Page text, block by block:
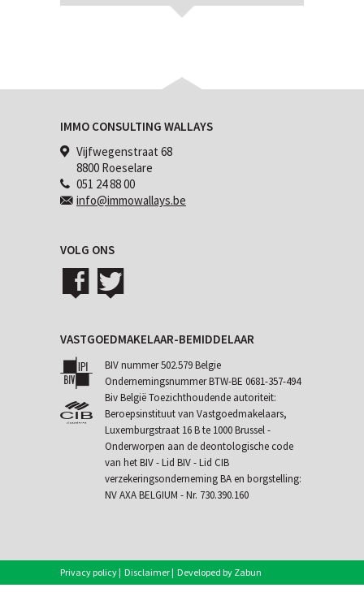
IMMO CONSULTING WALLAYS
Vijfwegenstraat 68
8800 Roeselare
051 24 88 00
info@immowallays.be
VOLG ONS
VASTGOEDMAKELAAR-BEMIDDELAAR
BIV nummer 502.579 Belgie
Ondernemingsnummer BTW-BE 0681-357-494
Biv België Toezichthoudende autoriteit:
Beroepsinstituut van Vastgoedmakelaars,
Luxemburgstraat 16 B te 1000 Brussel -
Onderworpen aan de deontologische code
van het BIV- Lid BIV - Lid CIB
verzekeringsonderneming BA en borgstelling:
NV AXA BELGIUM - Nr. 730.390.160
Privacy policy| Disclaimer| Developed by Zabun